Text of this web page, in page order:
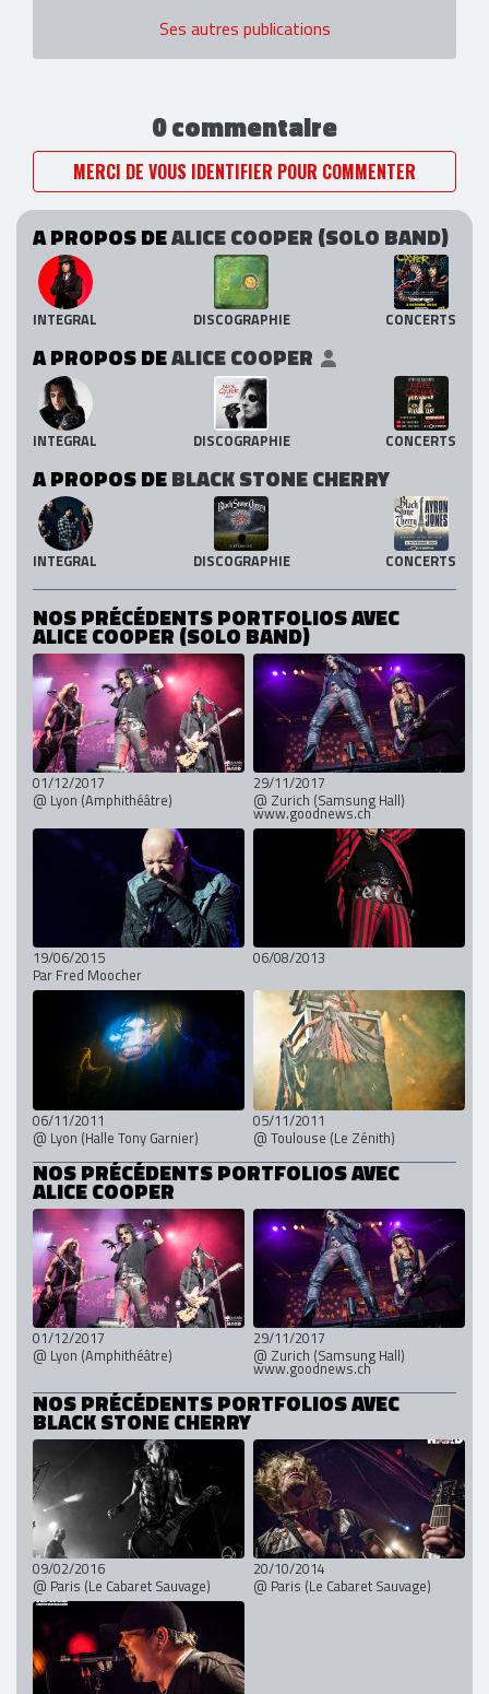
Ses autres publications
0 commentaire
MERCI DE VOUS IDENTIFIER POUR COMMENTER
A PROPOS DEALICE COOPER (SOLO BAND)
INTEGRAL DISCOGRAPHIE CONCERTS
A PROPOS DEALICE COOPER
INTEGRAL DISCOGRAPHIE CONCERTS
A PROPOS DEBLACK STONE CHERRY
INTEGRAL DISCOGRAPHIE CONCERTS
NOS PRÉCÉDENTS PORTFOLIOS AVEC
ALICE COOPER (SOLO BAND)
01/12/2017
@ Lyon (Amphithéâtre)
29/11/2017
@ Zurich (Samsung Hall)
www.goodnews.ch
19/06/2015
Par Fred Moocher
06/08/2013
06/11/2011
@ Lyon (Halle Tony Garnier)
05/11/2011
@ Toulouse (Le Zénith)
NOS PRÉCÉDENTS PORTFOLIOS AVEC
ALICE COOPER
01/12/2017
@ Lyon (Amphithéâtre)
29/11/2017
@ Zurich (Samsung Hall)
www.goodnews.ch
NOS PRÉCÉDENTS PORTFOLIOS AVEC
BLACK STONE CHERRY
09/02/2016
@ Paris (Le Cabaret Sauvage)
20/10/2014
@ Paris (Le Cabaret Sauvage)